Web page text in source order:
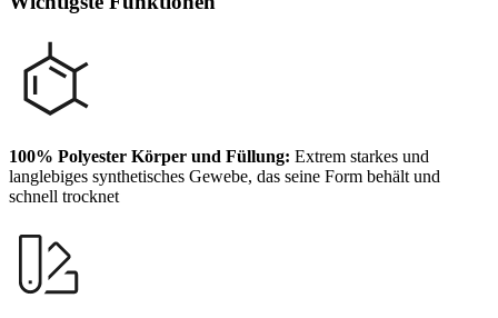
100% Polyester Körper und Füllung: Extrem starkes und
langlebiges synthetisches Gewebe, das seine Form behält und
schnell trocknet